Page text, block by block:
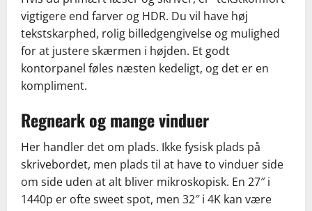
vigtigere end farver og HDR. Du vil have høj
tekstskarphed, rolig billedgengivelse og mulighed
for at justere skærmen i højden. Et godt
kontorpanel føles næsten kedeligt, og det er en
kompliment.
Regneark og mange vinduer
Her handler det om plads. Ikke fysisk plads på
skrivebordet, men plads til at have to vinduer side
om side uden at alt bliver mikroskopisk. En 27″ i
1440p er ofte sweet spot, men 32″ i 4K kan være